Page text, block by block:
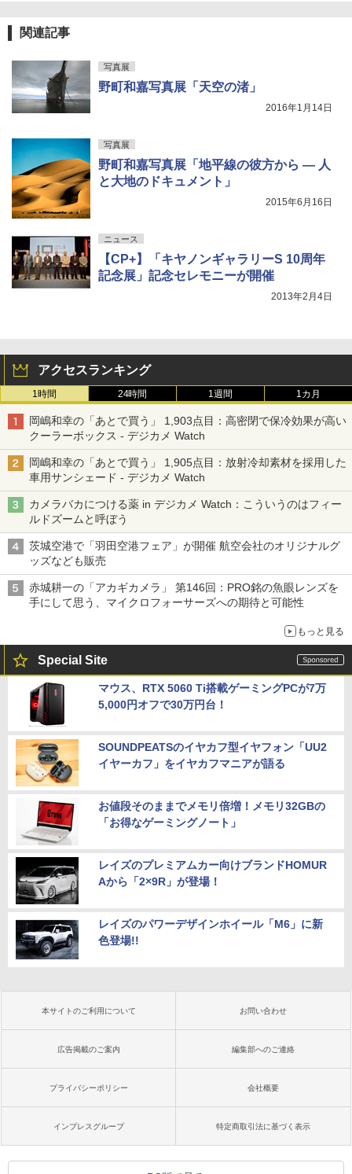
関連記事
写真展
野町和嘉写真展「天空の渚」
2016年1月14日
写真展
野町和嘉写真展「地平線の彼方から ― 人
と大地のドキュメント」
2015年6月16日
ニュース
【CP+】「キヤノンギャラリーS 10周年
記念展」記念セレモニーが開催
2013年2月4日
アクセスランキング
1時間 24時間 1週間 1カ月
岡嶋和幸の「あとで買う」 1,903点目：高密閉で保冷効果が高い
クーラーボックス - デジカメ Watch
岡嶋和幸の「あとで買う」 1,905点目：放射冷却素材を採用した
車用サンシェード - デジカメ Watch
カメラバカにつける薬 in デジカメ Watch：こういうのはフィー
ルドズームと呼ぼう
茨城空港で「羽田空港フェア」が開催 航空会社のオリジナルグ
ッズなども販売
赤城耕一の「アカギカメラ」 第146回：PRO銘の魚眼レンズを
手にして思う、マイクロフォーサーズへの期待と可能性
もっと見る
Special Site
マウス、RTX 5060 Ti搭載ゲーミングPCが7万
5,000円オフで30万円台！
SOUNDPEATSのイヤカフ型イヤフォン「UU2
イヤーカフ」をイヤカフマニアが語る
お値段そのままでメモリ倍増！メモリ32GBの
「お得なゲーミングノート」
レイズのプレミアムカー向けブランドHOMUR
Aから「2×9R」が登場！
レイズのパワーデザインホイール「M6」に新
色登場!!
本サイトのご利用について お問い合わせ
広告掲載のご案内 編集部へのご連絡
プライバシーポリシー 会社概要
インプレスグループ 特定商取引法に基づく表示